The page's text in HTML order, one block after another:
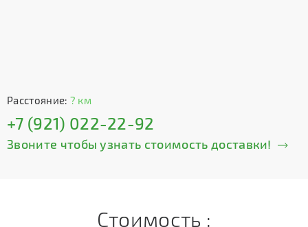
Расстояние: ? км
+7 (921) 022-22-92
Звоните чтобы узнать стоимость доставки!
Стоимость :